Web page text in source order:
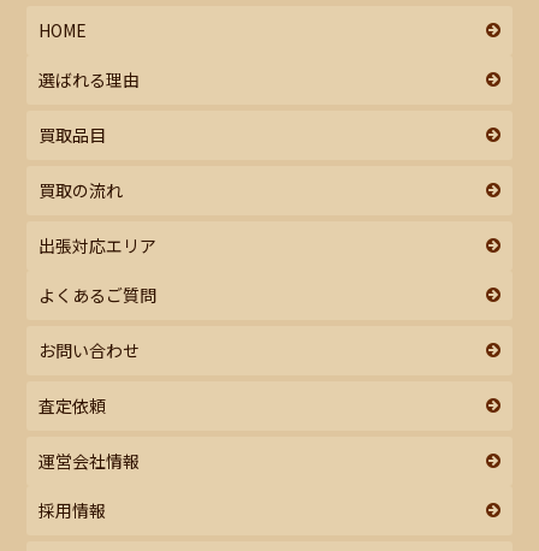
HOME
選ばれる理由
買取品目
買取の流れ
出張対応エリア
よくあるご質問
お問い合わせ
査定依頼
運営会社情報
採用情報